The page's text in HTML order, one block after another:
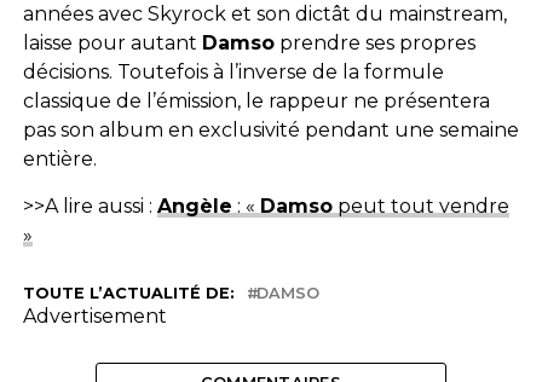
années avec Skyrock et son dictât du mainstream,
laisse pour autant Damsoprendre ses propres
décisions. Toutefois à l’inverse de la formule
classique de l’émission, le rappeur ne présentera
pas son album en exclusivité pendant une semaine
entière.
>>A lire aussi : Angèle : « Damsopeut tout vendre
»
TOUTE L’ACTUALITÉ DE: DAMSO
Advertisement